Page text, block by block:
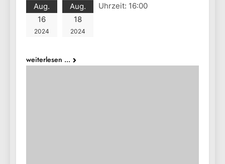
Aug.
16
2024
Aug.
18
2024
Uhrzeit: 16:00
weiterlesen ...